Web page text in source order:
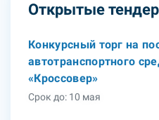
Открытые
Конкурсный торг на
автотранспортного
«Кроссовер»
Срок до: 10 мая